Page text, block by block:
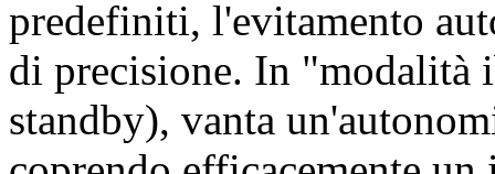
predefiniti, l'evitamento
di precisione. In "modalità
standby), vanta